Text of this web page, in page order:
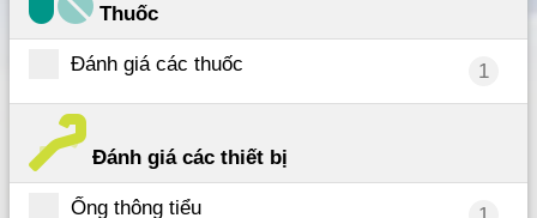
Thuốc
Đánh giá các thuốc 1
Đánh giá các thiết bị
Ống thông tiểu